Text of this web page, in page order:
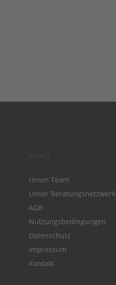
Unser Team
Unser Beratungsnetzwerk
AGB
Nutzungsbedingungen
Datenschutz
Impressum
Kontakt